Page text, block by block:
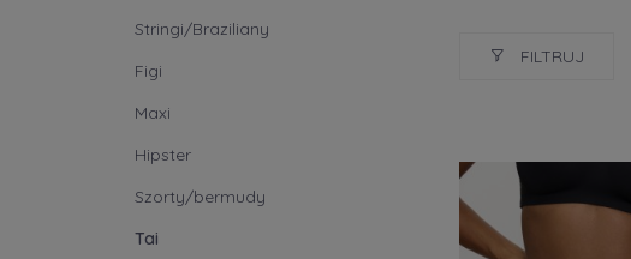
Stringi/Braziliany
Figi
Maxi
Hipster
Szorty/bermudy
Tai
FILTRUJ
Agio(1)
Sloggi(16)
Triumph